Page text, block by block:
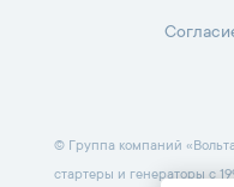
© Группа компаний
стартеры и генераторы с